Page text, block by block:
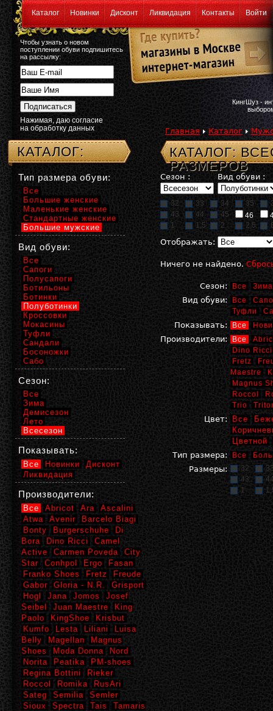
Каталог Новинки Дисконт Ликвидация Контакты Войти
Чтобы узнать о новом
поступлении обуви подпишитесь
на рассылку:
Нажимая, даю согласие
на обработку данных
КингШуз -
Главная Каталог
КАТАЛОГ:
РАЗМЕРОВ
Сезон : Вид обуви :
32 33 34 35
43
44 45 46
1
1,5 2 2,5
Отображать:
Ничего не найдено.
Сезон: Все Зима
Вид обуви: Все
Туфли
Показывать: Все
Производители: Все
Dino Ricci
Fretz
Maestre
Magnus
Roccol
Trio
Цвет: Все
Цветной
Тип размера:
Все
Размеры: 32
43
1
КАТАЛОГ:
Тип размера обуви:
Все
Большие женские
Маленькие женские
Стандартные женские
Большие мужские
Вид обуви:
Все
Сапоги
Полусапоги
Ботильоны
Ботинки
Полуботинки
Кроссовки
Мокасины
Туфли
Сандали
Босоножки
Сабо
Сезон:
Все
Зима
Демисезон
Лето
Всесезон
Показывать:
Все Новинки
Дисконт
Ликвидация
Производители:
Все Abricot Ara
Ascalini
Atwa
Avenir
Barcelo Biagi
Bonty
Burgerschuhe
Di
Bora
Dino Ricci
Camel
Active
Carmen Poveda
City
Star
Conhpol Ergo
Fasan
Franko Shoes
Fretz
Freude
Gabor
Gloria - N.R.
Grisport
Hogl
Jana Jomos
Josef
Seibel
Juan Maestre
King
Paolo
KingShoe
Krisbut
Kumfo
Lesta Liliani
Luisa
Belly
Magellan
Magnus
Shoes
Moda Donna
Nord
Norita
Peatika
PM-shoes
Regina Bottini
Rieker
Roccol
Romika
RusAri
Sateg
Semilia
Semler
Sioux
Spectra Tais
Tamaris